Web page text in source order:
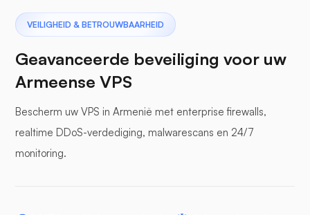
Pterodactyl
bufferpanelen
VEILIGHEID & BETROUWBAARHEID
Geavanceerde beveiliging voor uw
Armeense VPS
Bescherm uw VPS in Armenië met enterprise firewalls,
realtime DDoS-verdediging, malwarescans en 24/7
monitoring.